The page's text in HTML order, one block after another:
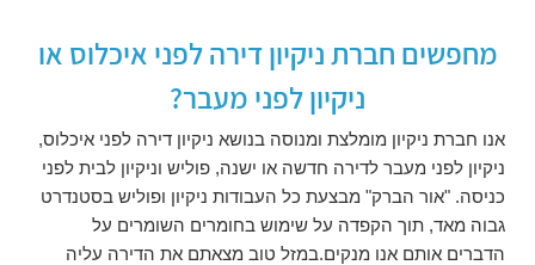
מחפשים חברת ניקיון דירה לפני איכלוס או
ניקיון לפני מעבר?
אנו חברת ניקיון מומלצת ומנוסה בנושא ניקיון דירה לפני איכלוס,
ניקיון לפני מעבר לדירה חדשה או ישנה, פוליש וניקיון לבית לפני
כניסה. "אור הברק" מבצעת כל העבודות ניקיון ופוליש בסטנדרט
גבוה מאד, תוך הקפדה על שימוש בחומרים השומרים על
הדברים אותם אנו מנקים.במזל טוב מצאתם את הדירה עליה